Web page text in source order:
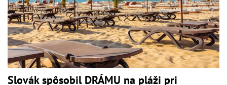
Slovák spôsobil DRÁMU na pláži pri